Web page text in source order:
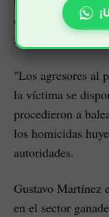
con arma de fuego
la población en
"Los agresores al
la víctima se
procedieron a
los homicidas
autoridades.
Gustavo Martínez
en el sector